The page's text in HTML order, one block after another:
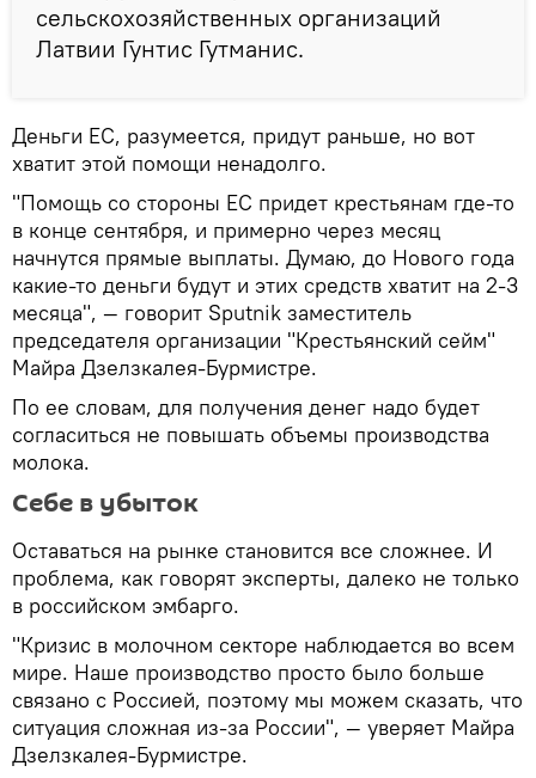
сельскохозяйственных организаций
Латвии Гунтис Гутманис.
Деньги ЕС, разумеется, придут раньше, но вот
хватит этой помощи ненадолго.
"Помощь со стороны ЕС придет крестьянам где-то
в конце сентября, и примерно через месяц
начнутся прямые выплаты. Думаю, до Нового года
какие-то деньги будут и этих средств хватит на 2-3
месяца", — говорит Sputnik заместитель
председателя организации "Крестьянский сейм"
Майра Дзелзкалея-Бурмистре.
По ее словам, для получения денег надо будет
согласиться не повышать объемы производства
молока.
Себе в убыток
Оставаться на рынке становится все сложнее. И
проблема, как говорят эксперты, далеко не только
в российском эмбарго.
"Кризис в молочном секторе наблюдается во всем
мире. Наше производство просто было больше
связано с Россией, поэтому мы можем сказать, что
ситуация сложная из-за России", — уверяет Майра
Дзелзкалея-Бурмистре.